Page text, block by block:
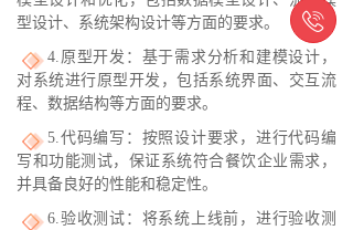
型设计、系统架构设计等方面的要求。
4.原型开发：基于需求分析和建模设计，
对系统进行原型开发，包括系统界面、交互流
程、数据结构等方面的要求。
5.代码编写：按照设计要求，进行代码编
写和功能测试，保证系统符合餐饮企业需求，
并具备良好的性能和稳定性。
6.验收测试：将系统上线前，进行验收测
